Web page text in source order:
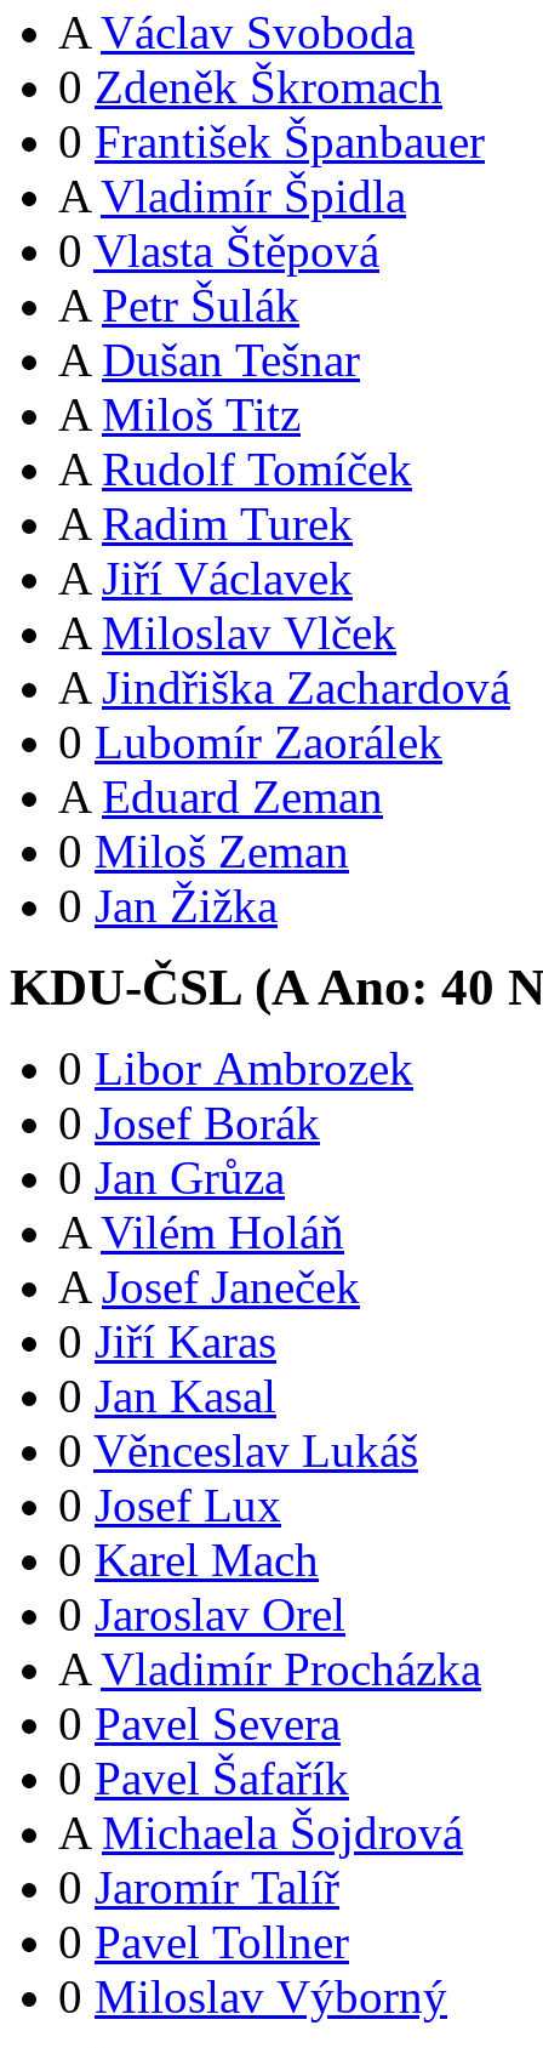
A Václav Svoboda
0 Zdeněk Škromach
0 František Španbauer
A Vladimír Špidla
0 Vlasta Štěpová
A Petr Šulák
A Dušan Tešnar
A Miloš Titz
A Rudolf Tomíček
A Radim Turek
A Jiří Václavek
A Miloslav Vlček
A Jindřiška Zachardová
0 Lubomír Zaorálek
A Eduard Zeman
0 Miloš Zeman
0 Jan Žižka
KDU-ČSL (AAno: 40
0 Libor Ambrozek
0 Josef Borák
0 Jan Grůza
A Vilém Holáň
A Josef Janeček
0 Jiří Karas
0 Jan Kasal
0 Věnceslav Lukáš
0 Josef Lux
0 Karel Mach
0 Jaroslav Orel
A Vladimír Procházka
0 Pavel Severa
0 Pavel Šafařík
A Michaela Šojdrová
0 Jaromír Talíř
0 Pavel Tollner
0 Miloslav Výborný